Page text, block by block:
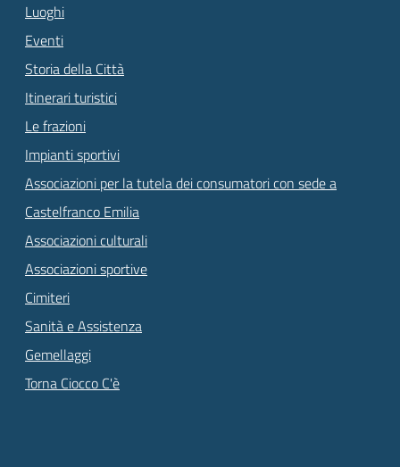
Luoghi
Eventi
Storia della Città
Itinerari turistici
Le frazioni
Impianti sportivi
Associazioni per la tutela dei consumatori con sede a
Castelfranco Emilia
Associazioni culturali
Associazioni sportive
Cimiteri
Sanità e Assistenza
Gemellaggi
Torna Ciocco C'è